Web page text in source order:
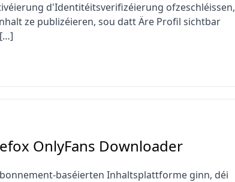
d'Identitéitsverifizéierung ofzeschléissen,
ze publizéieren, sou datt Äre Profil sichtbar
OnlyFans Downloader
baséierten Inhaltsplattforme ginn, déi